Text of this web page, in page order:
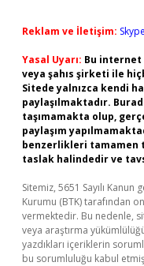
Reklam ve İletişim:
Yasal Uyarı: Bu
veya şahıs şirketi ile
Sitede yalnızca kendi
paylaşılmaktadır.
taşımamakta olup,
paylaşım
benzerlikleri tamamen
taslak halindedir ve
Sitemiz, 5651 Sayılı
Kurumu (BTK) tarafından
vermektedir. Bu nedenle,
veya araştırma
yazdıkları içeriklerin
bu sorumluluğu kabul etmiş